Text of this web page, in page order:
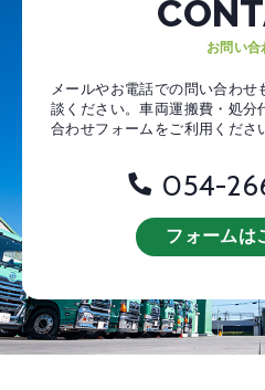
お問い合
メールやお電話での問い合わ
談ください。車両運搬費・処分
合わせフォームをご利用くださ
054-
フォームは